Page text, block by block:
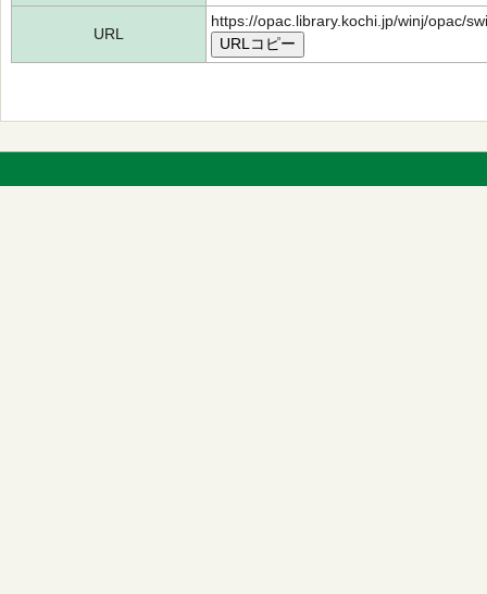
URL
https://opac.library.kochi.jp/winj/opac/
URLコピー